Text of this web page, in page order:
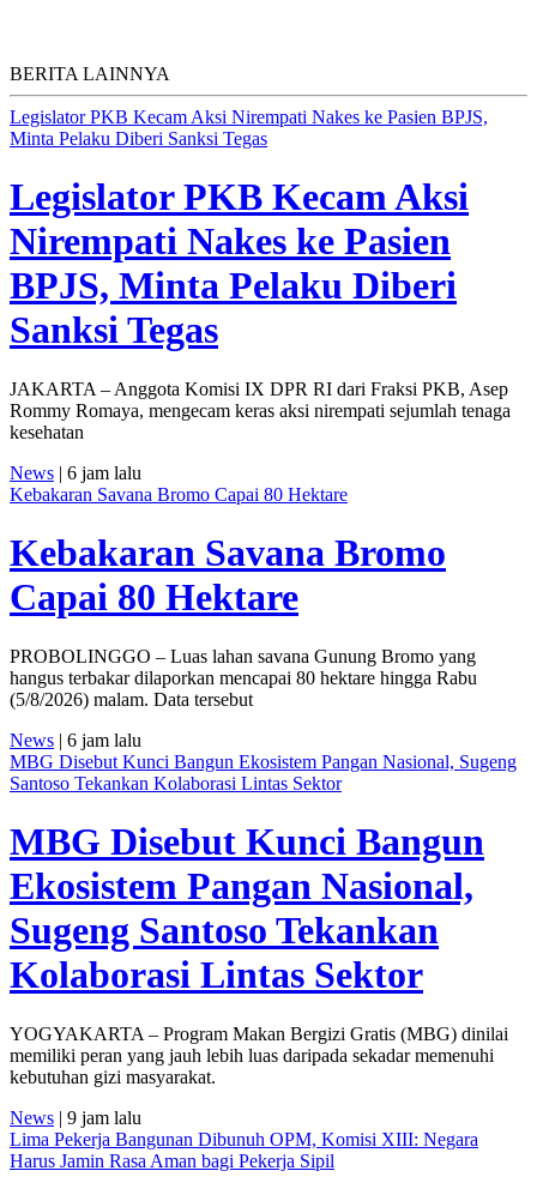
BERITA LAINNYA
Legislator PKB Kecam Aksi Nirempati Nakes ke Pasien BPJS,
Minta Pelaku Diberi Sanksi Tegas
Legislator PKB Kecam Aksi
Nirempati Nakes ke Pasien
BPJS, Minta Pelaku Diberi
Sanksi Tegas
JAKARTA – Anggota Komisi IX DPR RI dari Fraksi PKB, Asep
Rommy Romaya, mengecam keras aksi nirempati sejumlah tenaga
kesehatan
News | 6 jam lalu
Kebakaran Savana Bromo Capai 80 Hektare
Kebakaran Savana Bromo
Capai 80 Hektare
PROBOLINGGO – Luas lahan savana Gunung Bromo yang
hangus terbakar dilaporkan mencapai 80 hektare hingga Rabu
(5/8/2026) malam. Data tersebut
News | 6 jam lalu
MBG Disebut Kunci Bangun Ekosistem Pangan Nasional, Sugeng
Santoso Tekankan Kolaborasi Lintas Sektor
MBG Disebut Kunci Bangun
Ekosistem Pangan Nasional,
Sugeng Santoso Tekankan
Kolaborasi Lintas Sektor
YOGYAKARTA – Program Makan Bergizi Gratis (MBG) dinilai
memiliki peran yang jauh lebih luas daripada sekadar memenuhi
kebutuhan gizi masyarakat.
News | 9 jam lalu
Lima Pekerja Bangunan Dibunuh OPM, Komisi XIII: Negara
Harus Jamin Rasa Aman bagi Pekerja Sipil